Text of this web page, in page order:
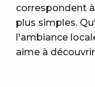
correspondent
plus simples.
l'ambiance
aime à